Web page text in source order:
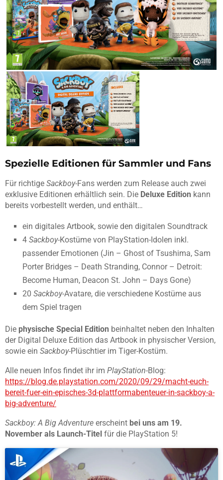
Spezielle Editionen für Sammler und Fans
Für richtige Sackboy-Fans werden zum Release auch zwei
exklusive Editionen erhältlich sein. Die Deluxe Edition kann
bereits vorbestellt werden, und enthält…
ein digitales Artbook, sowie den digitalen Soundtrack
4 Sackboy-Kostüme von PlayStation-Idolen inkl.
passender Emotionen (Jin – Ghost of Tsushima, Sam
Porter Bridges – Death Stranding, Connor – Detroit:
Become Human, Deacon St. John – Days Gone)
20 Sackboy-Avatare, die verschiedene Kostüme aus
dem Spiel tragen
Die physische Special Edition beinhaltet neben den Inhalten
der Digital Deluxe Edition das Artbook in physischer Version,
sowie ein Sackboy-Plüschtier im Tiger-Kostüm.
Alle neuen Infos findet ihr im PlayStation-Blog:
https://blog.de.playstation.com/2020/09/29/macht-euch-
bereit-fuer-ein-episches-3d-plattformabenteuer-in-sackboy-a-
big-adventure/
Sackboy: A Big Adventure erscheint bei uns am 19.
November als Launch-Titel für die PlayStation 5!